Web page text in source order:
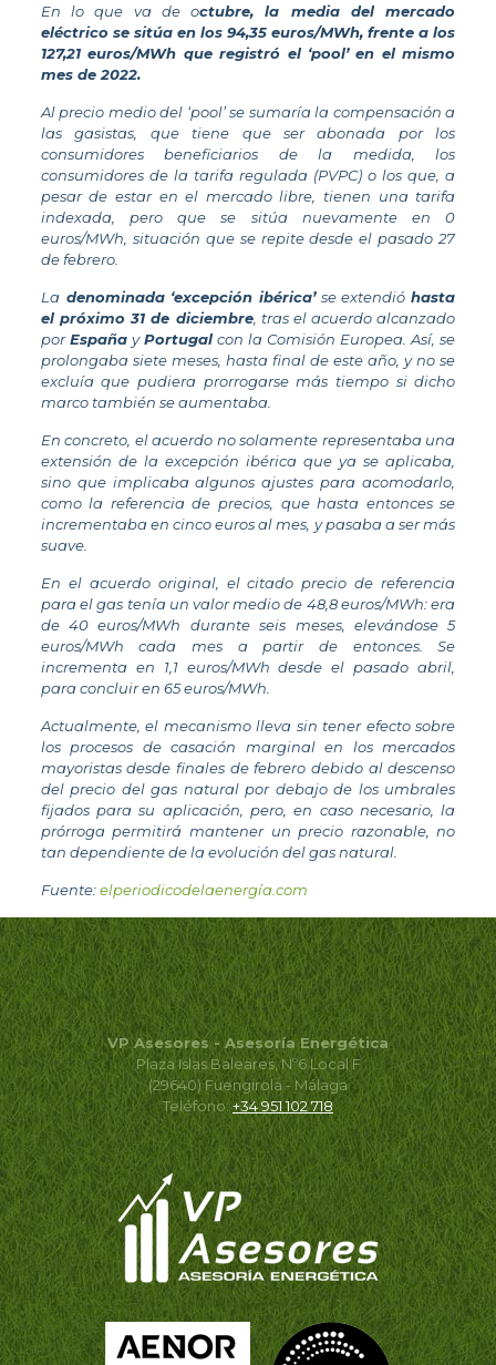
En lo que va de octubre, la media del mercado
eléctrico se sitúa en los 94,35 euros/MWh, frente a los
127,21 euros/MWh que registró el ‘pool’ en el mismo
mes de 2022.
Al precio medio del ‘pool’ se sumaría la compensación a
las gasistas, que tiene que ser abonada por los
consumidores beneficiarios de la medida, los
consumidores de la tarifa regulada (PVPC) o los que, a
pesar de estar en el mercado libre, tienen una tarifa
indexada, pero que se sitúa nuevamente en 0
euros/MWh, situación que se repite desde el pasado 27
de febrero.
Ladenominada ‘excepción ibérica’se extendióhasta
el próximo 31 de diciembre, tras el acuerdo alcanzado
porEspañayPortugalcon la Comisión Europea. Así, se
prolongaba siete meses, hasta final de este año, y no se
excluía que pudiera prorrogarse más tiempo si dicho
marco también se aumentaba.
En concreto, el acuerdo no solamente representaba una
extensión de la excepción ibérica que ya se aplicaba,
sino que implicaba algunos ajustes para acomodarlo,
como la referencia de precios, que hasta entonces se
incrementaba en cinco euros al mes, y pasaba a ser más
suave.
En el acuerdo original, el citado precio de referencia
para el gas tenía un valor medio de 48,8 euros/MWh: era
de 40 euros/MWh durante seis meses, elevándose 5
euros/MWh cada mes a partir de entonces. Se
incrementa en 1,1 euros/MWh desde el pasado abril,
para concluir en 65 euros/MWh.
Actualmente, el mecanismo lleva sin tener efecto sobre
los procesos de casación marginal en los mercados
mayoristas desde finales de febrero debido al descenso
del precio del gas natural por debajo de los umbrales
fijados para su aplicación, pero, en caso necesario, la
prórroga permitirá mantener un precio razonable, no
tan dependiente de la evolución del gas natural.
Fuente:elperiodicodelaenergía.com
VP Asesores - Asesoría Energética
Plaza Islas Baleares, Nº6 Local F
(29640) Fuengirola - Málaga
Teléfono:+34 951 102 718